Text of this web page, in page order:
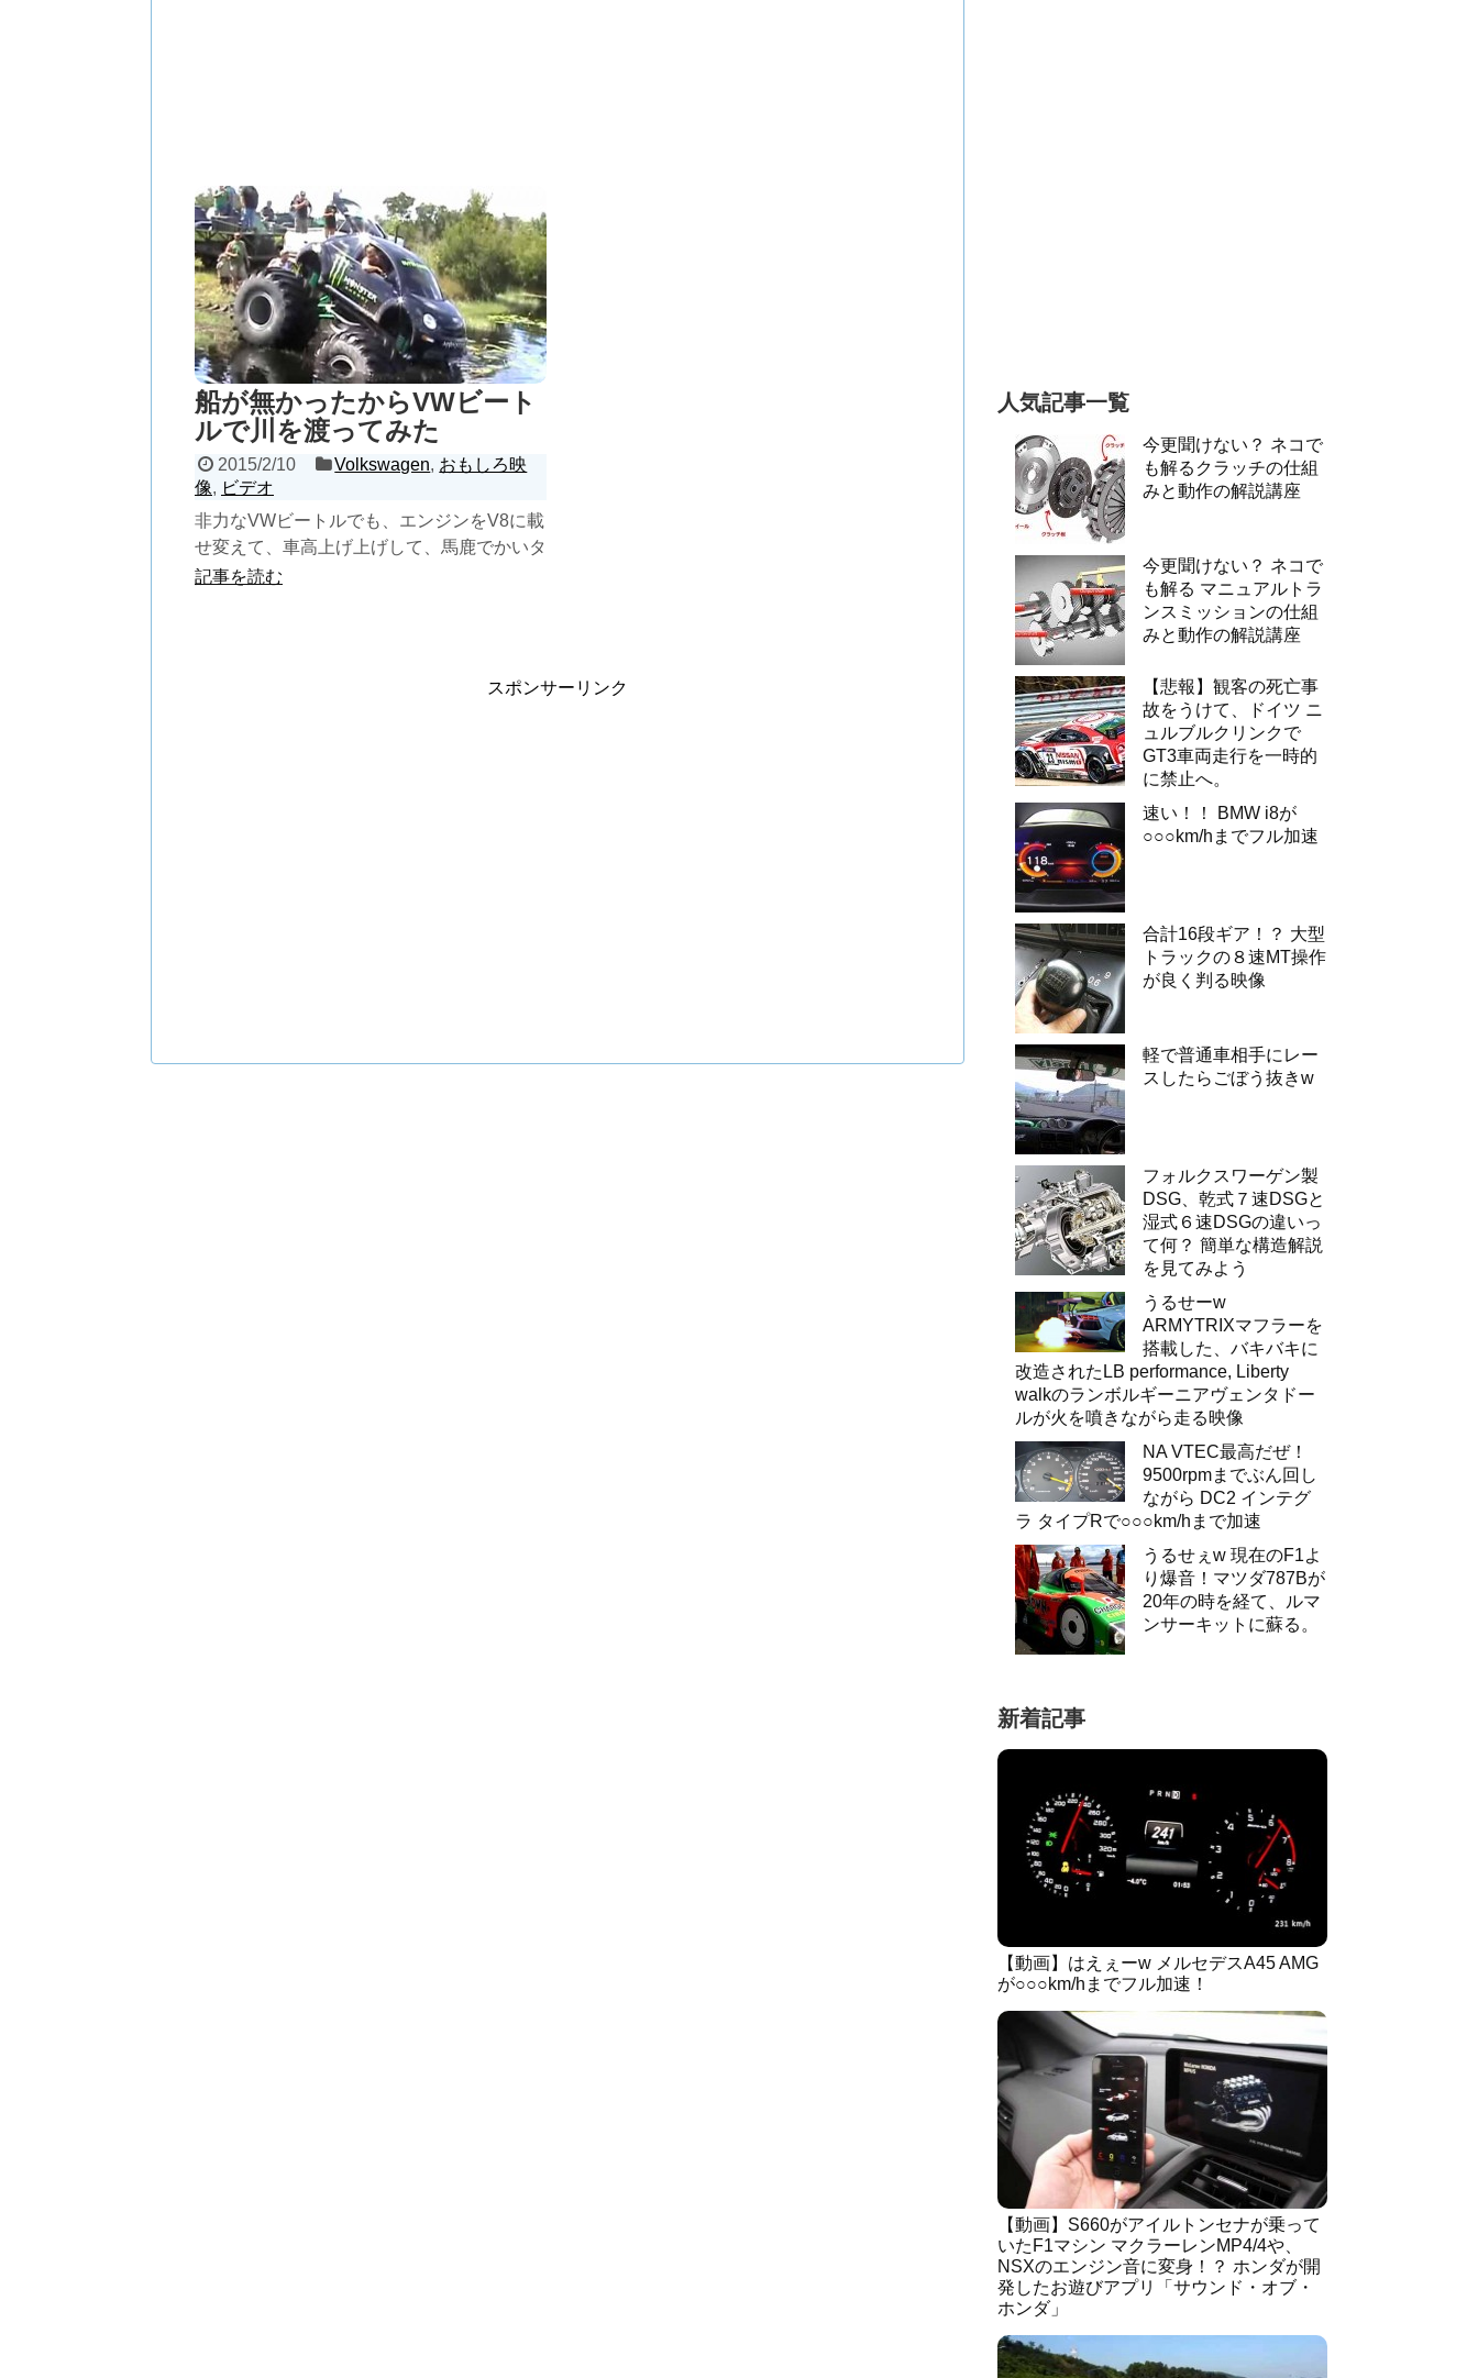
船が無かったからVWビート
ルで川を渡ってみた
2015/2/10 Volkswagen, おもしろ映
像, ビデオ
非力なVWビートルでも、エンジンをV8に載
せ変えて、車高上げ上げして、馬鹿でかいタ
イヤを履かせてやれば...
記事を読む
スポンサーリンク
人気記事一覧
今更聞けない？ ネコで
も解るクラッチの仕組
みと動作の解説講座
今更聞けない？ ネコで
も解る マニュアルトラ
ンスミッションの仕組
みと動作の解説講座
【悲報】観客の死亡事
故をうけて、ドイツ ニ
ュルブルクリンクで
GT3車両走行を一時的
に禁止へ。
速い！！ BMW i8が
○○○km/hまでフル加速
合計16段ギア！？ 大型
トラックの８速MT操作
が良く判る映像
軽で普通車相手にレー
スしたらごぼう抜きw
フォルクスワーゲン製
DSG、乾式７速DSGと
湿式６速DSGの違いっ
て何？ 簡単な構造解説
を見てみよう
うるせーw
ARMYTRIXマフラーを
搭載した、バキバキに
改造されたLB performance, Liberty
walkのランボルギーニアヴェンタドー
ルが火を噴きながら走る映像
NA VTEC最高だぜ！
9500rpmまでぶん回し
ながら DC2 インテグ
ラ タイプRで○○○km/hまで加速
うるせぇw 現在のF1よ
り爆音！マツダ787Bが
20年の時を経て、ルマ
ンサーキットに蘇る。
新着記事
【動画】はえぇーw メルセデスA45 AMG
が○○○km/hまでフル加速！
【動画】S660がアイルトンセナが乗って
いたF1マシン マクラーレンMP4/4や、
NSXのエンジン音に変身！？ ホンダが開
発したお遊びアプリ「サウンド・オブ・
ホンダ」